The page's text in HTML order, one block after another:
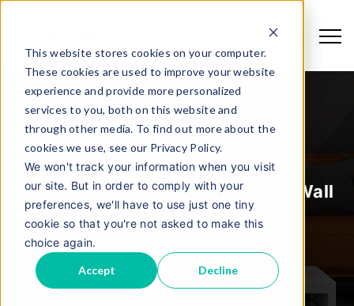
This website stores cookies on your computer.
These cookies are used to improve your website
experience and provide more personalized
services to you, both on this website and
through other media. To find out more about the
cookies we use, see our Privacy Policy.
We won't track your information when you visit
our site. But in order to comply with your
preferences, we'll have to use just one tiny
cookie so that you're not asked to make this
choice again.
Accept Decline
บานเลื่อนรางแขวน (2 บาน 1 ราง) On-Wall